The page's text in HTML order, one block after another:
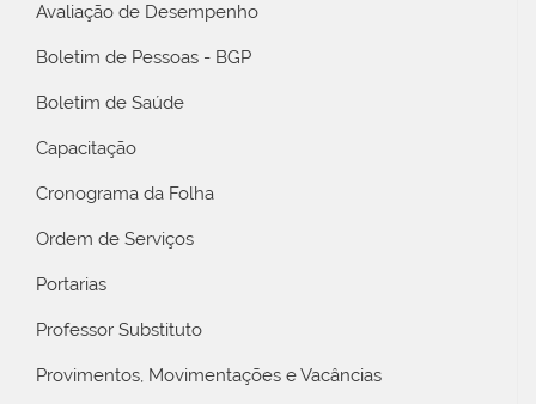
Avaliação de Desempenho
Boletim de Pessoas - BGP
Boletim de Saúde
Capacitação
Cronograma da Folha
Ordem de Serviços
Portarias
Professor Substituto
Provimentos, Movimentações e Vacâncias